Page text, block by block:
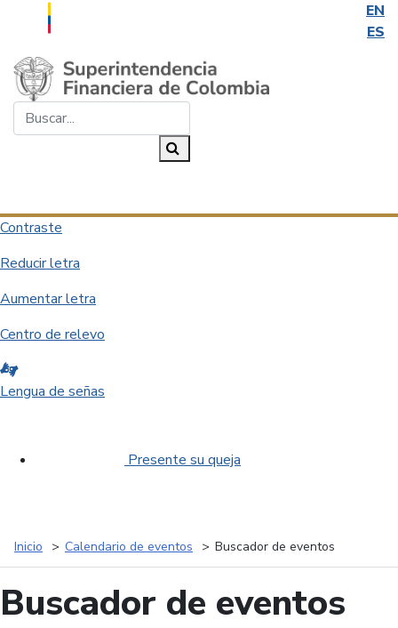
EN
ES
Saltar al contenido principal
Contraste
Reducir letra
Aumentar letra
Centro de relevo
Lengua de señas
Presente su queja
Inicio Calendario de eventos Buscador de eventos
Buscador de eventos